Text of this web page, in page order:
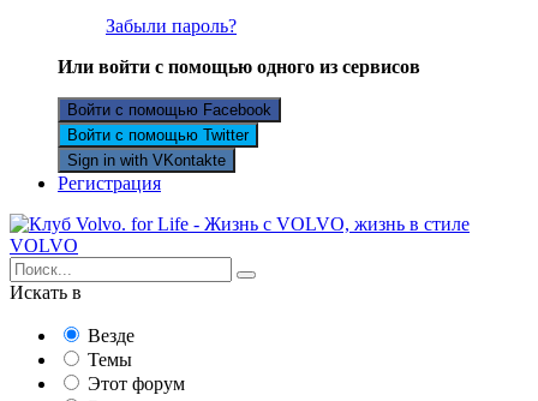
Забыли пароль?
Или войти с помощью одного из сервисов
Войти с помощью Facebook
Войти с помощью Twitter
Sign in with VKontakte
Регистрация
Искать в
Везде
Темы
Этот форум